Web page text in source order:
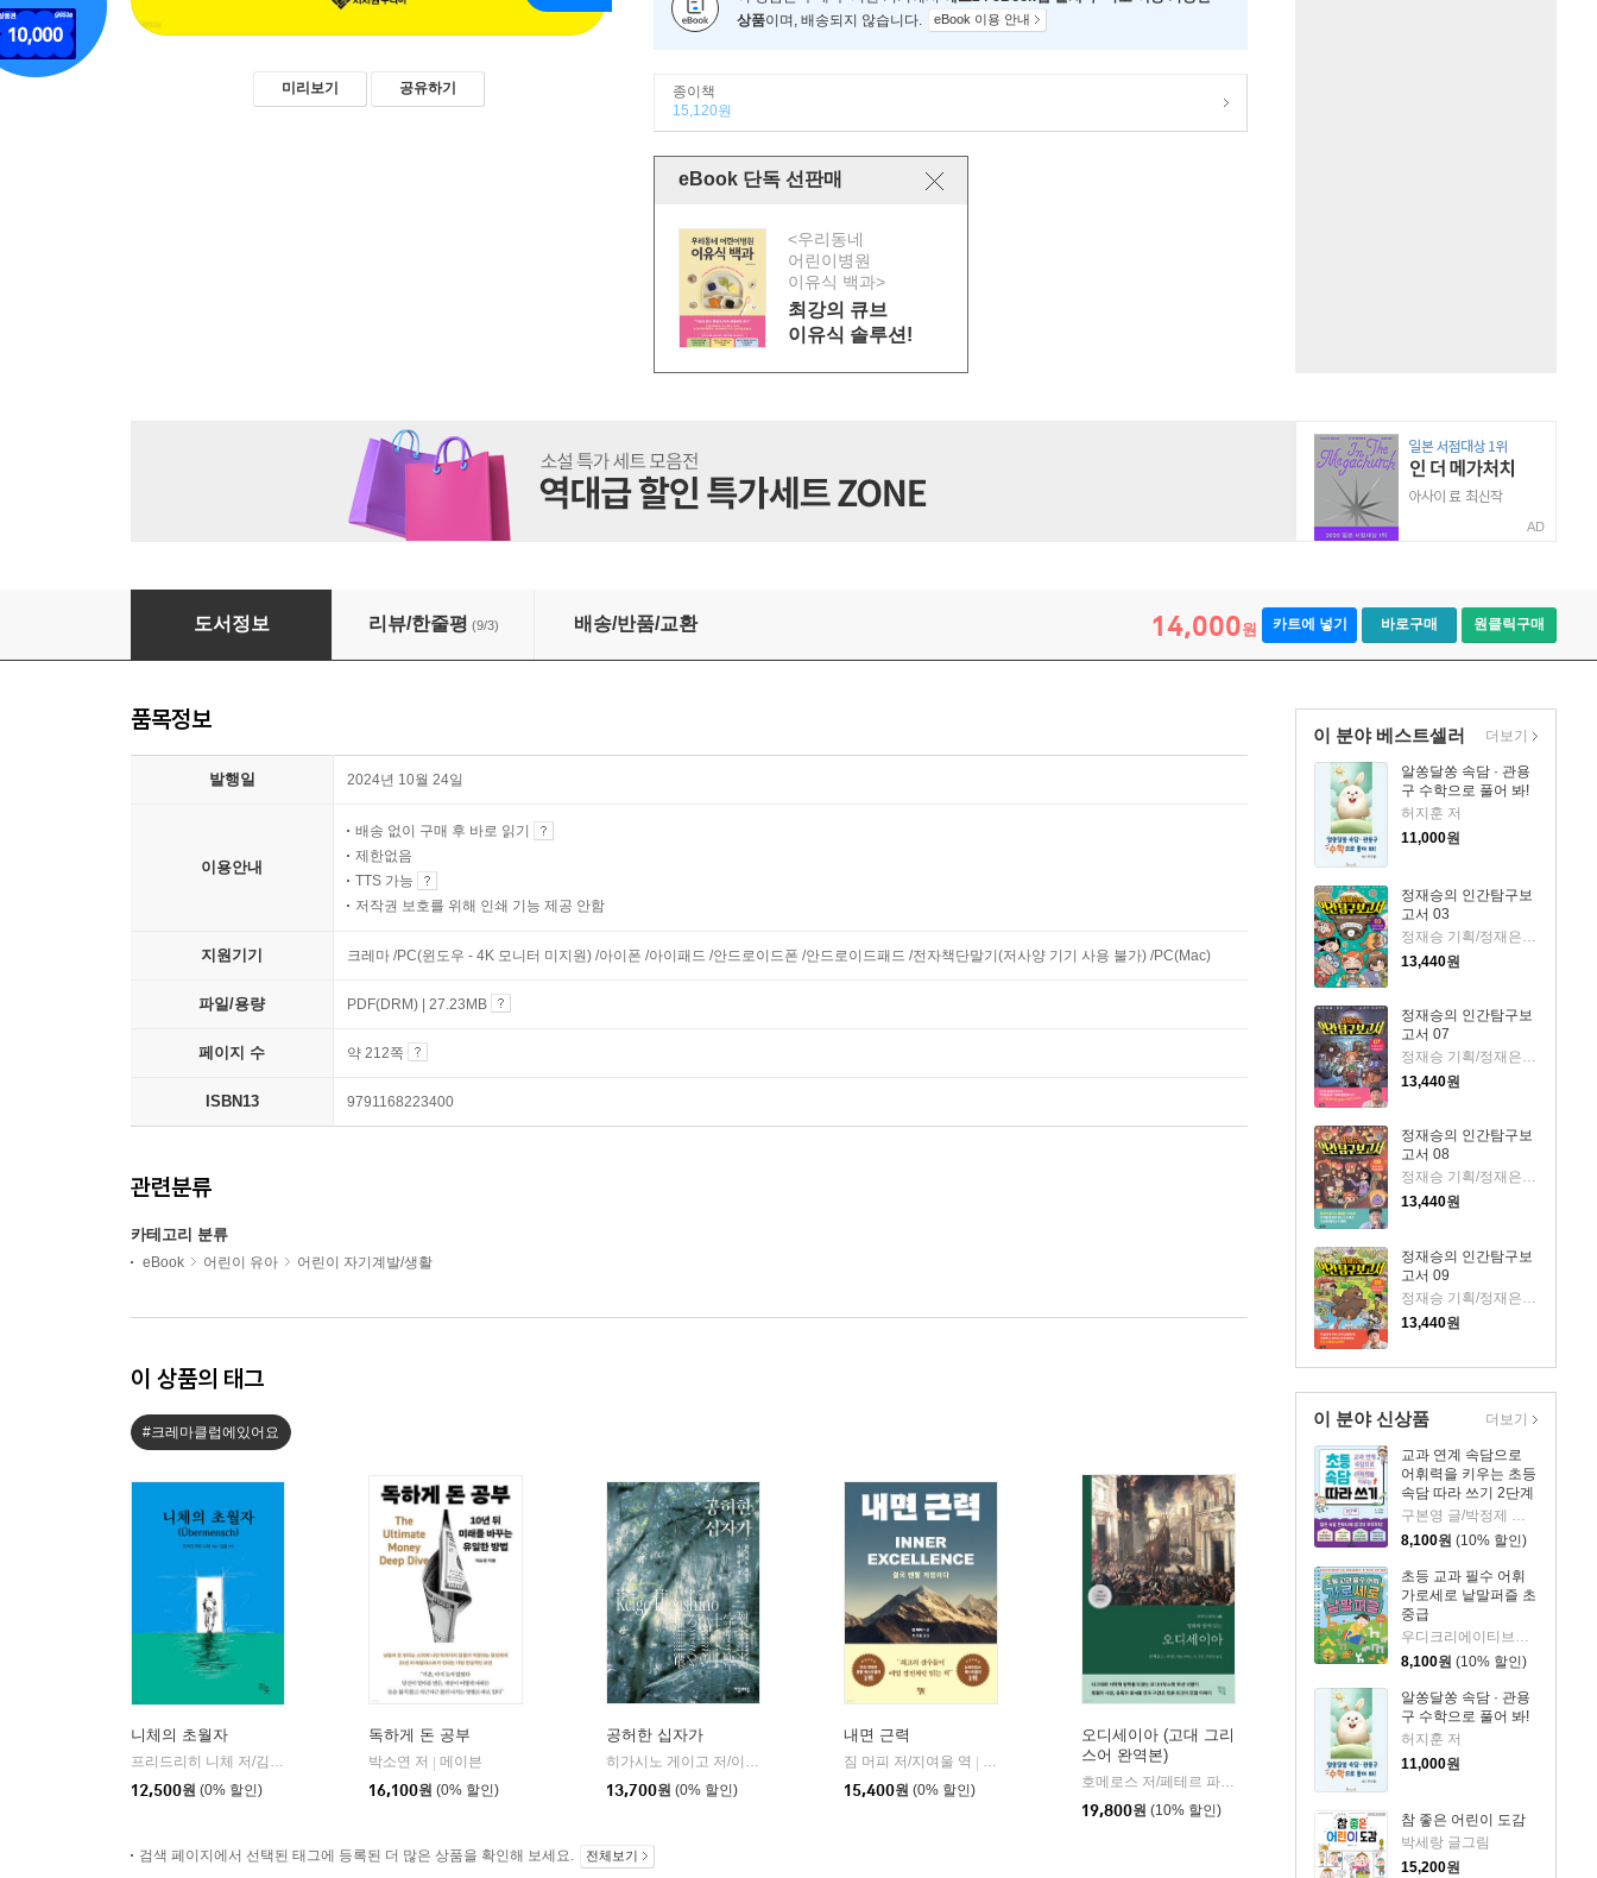
미리보기 공유하기
상품이며, 배송되지 않습니다. eBook 이용 안내
종이책
15,120원
eBook 단독 선판매
<우리동네
어린이병원
이유식 백과>
최강의 큐브
이유식 솔루션!
AD
딱! 맞게 내 마음을 전하는 말하기 마법
도서정보 리뷰/한줄평 (9/3) 배송/반품/교환 14,000원 카트에 넣기 바로구매 원클릭구매
이 분야 베스트셀러
알쏭달쏭 속담 · 관용
구 수학으로 풀어 봐!
허지훈 저
11,000원
정재승의 인간탐구보
고서 03
정재승 기획/정재은,이고은 글/김현민 그림
13,440원
정재승의 인간탐구보
고서 07
정재승 기획/정재은,이고은 글/김현민 그림
13,440원
정재승의 인간탐구보
고서 08
정재승 기획/정재은,이고은 글/김현민 그림
13,440원
정재승의 인간탐구보
고서 09
13,440원
더보기
이 분야 신상품
교과 연계 속담으로
어휘력을 키우는 초등
속담 따라 쓰기 2단계
8,100원 (10% 할인)
초등 교과 필수 어휘
가로세로 낱말퍼즐 초
중급
8,100원 (10% 할인)
알쏭달쏭 속담 · 관용
구 수학으로 풀어 봐!
허지훈 저
11,000원
참 좋은 어린이 도감
박세랑 글그림
15,200원
더보기
품목정보
발행일 2024년 10월 24일
이용안내
배송 없이 구매 후 바로 읽기
제한없음
TTS 가능
저작권 보호를 위해 인쇄 기능 제공 안함
지원기기 크레마 /PC(윈도우 - 4K 모니터 미지원) /아이폰 /아이패드 /안드로이드폰 /안드로이드패드 /전자책단말기(저사양 기기 사용 불가) /PC(Mac)
파일/용량 PDF(DRM) | 27.23MB
페이지 수 약 212쪽
ISBN13 9791168223400
관련분류
카테고리 분류
eBook 어린이 유아 어린이 자기계발/생활
이 상품의 태그
#크레마클럽에있어요
니체의 초월자
프리드리히 니체 저/김철 편역
12,500원 (0% 할인)
독하게 돈 공부
박소연 저
메이븐
16,100원 (0% 할인)
공허한 십자가
히가시노 게이고 저/이선희 역
자음과모음
13,700원 (0% 할인)
내면 근력
짐 머피 저/지여울 역
윌북(willbook)
15,400원 (0% 할인)
오디세이아 (고대 그리
스어 완역본)
호메로스 저/페테르 파울 루벤스 그림/박문재 역
19,800원 (10% 할인)
검색 페이지에서 선택된 태그에 등록된 더 많은 상품을 확인해 보세요. 전체보기